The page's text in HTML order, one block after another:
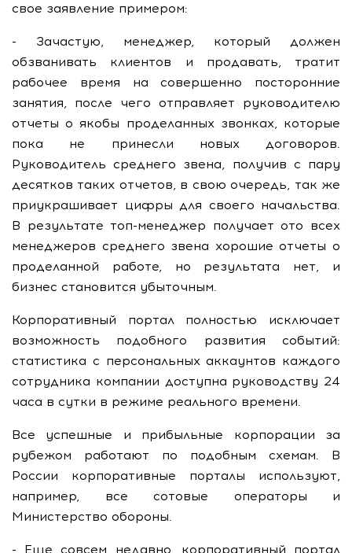
свое заявление примером:
- Зачастую, менеджер, который должен
обзванивать клиентов и продавать, тратит
рабочее время на совершенно посторонние
занятия, после чего отправляет руководителю
отчеты о якобы проделанных звонках, которые
пока не принесли новых договоров.
Руководитель среднего звена, получив с пару
десятков таких отчетов, в свою очередь, так же
приукрашивает цифры для своего начальства.
В результате топ-менеджер получает ото всех
менеджеров среднего звена хорошие отчеты о
проделанной работе, но результата нет, и
бизнес становится убыточным.
Корпоративный портал полностью исключает
возможность подобного развития событий:
статистика с персональных аккаунтов каждого
сотрудника компании доступна руководству 24
часа в сутки в режиме реального времени.
Все успешные и прибыльные корпорации за
рубежом работают по подобным схемам. В
России корпоративные порталы используют,
например, все сотовые операторы и
Министерство обороны.
- Еще совсем недавно, корпоративный портал